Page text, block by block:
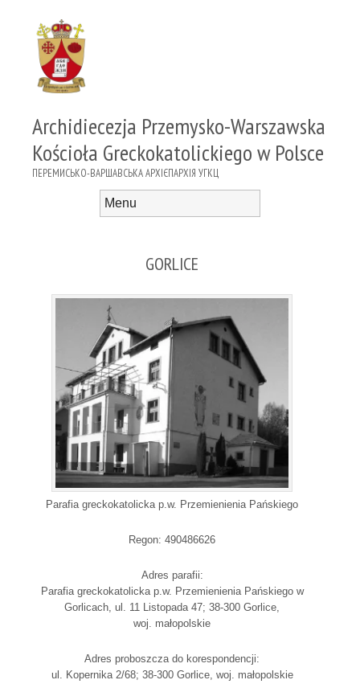
Archidiecezja Przemysko-Warszawska
Kościoła Greckokatolickiego w Polsce
ПЕРЕМИСЬКО-ВАРШАВСЬКА АРХІЄПАРХІЯ УГКЦ
GORLICE
Parafia greckokatolicka p.w. Przemienienia Pańskiego
Regon: 490486626
Adres parafii:
Parafia greckokatolicka p.w. Przemienienia Pańskiego w
Gorlicach, ul. 11 Listopada 47; 38-300 Gorlice,
woj. małopolskie
Adres proboszcza do korespondencji:
ul. Kopernika 2/68; 38-300 Gorlice, woj. małopolskie